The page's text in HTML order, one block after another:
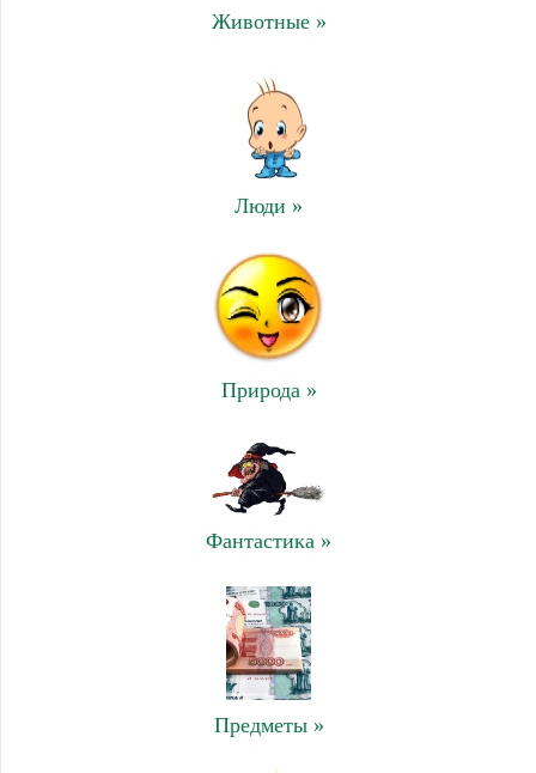
Животные »
Люди »
Природа »
Фантастика »
Предметы »